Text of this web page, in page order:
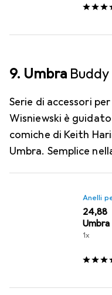
9. Umbra Buddy
Serie di accessori
Wisniewski è
comiche di Keith
Umbra. Semplice
Anelli
EUR
24,88
Umbra
1x